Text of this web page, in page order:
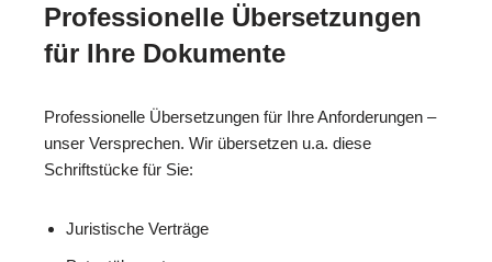
Professionelle Übersetzungen
für Ihre Dokumente
Professionelle Übersetzungen für Ihre Anforderungen –
unser Versprechen. Wir übersetzen u.a. diese
Schriftstücke für Sie:
Juristische Verträge